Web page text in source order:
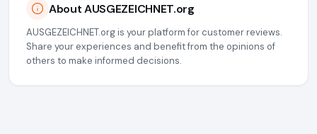
About AUSGEZEICHNET.org
AUSGEZEICHNET.org is your platform for customer reviews.
Share your experiences and benefit from the opinions of
others to make informed decisions.